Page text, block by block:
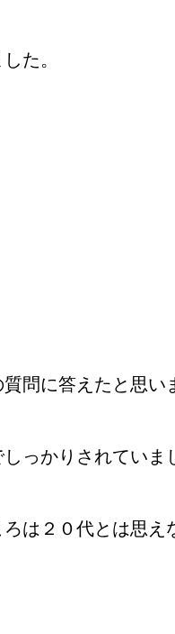
た。
問に答えたと思い
っかりされていま
は２０代とは思え